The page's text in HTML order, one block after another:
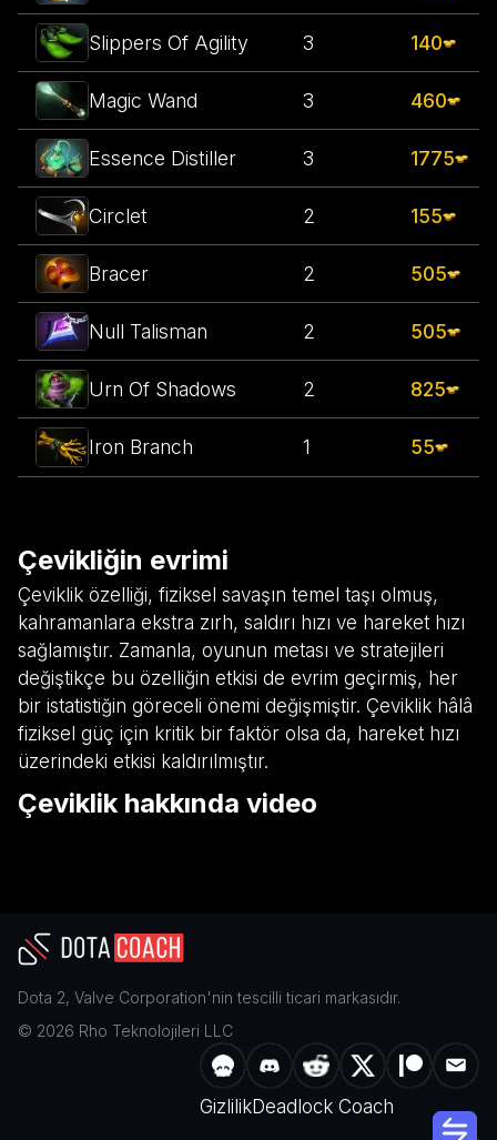
Slippers Of Agility 3 140
Magic Wand 3 460
Essence Distiller 3 1775
Circlet 2 155
Bracer 2 505
Null Talisman 2 505
Urn Of Shadows 2 825
Iron Branch 1 55
Çevikliğin evrimi
Çeviklik özelliği, fiziksel savaşın temel taşı olmuş,
kahramanlara ekstra zırh, saldırı hızı ve hareket hızı
sağlamıştır. Zamanla, oyunun metası ve stratejileri
değiştikçe bu özelliğin etkisi de evrim geçirmiş, her
bir istatistiğin göreceli önemi değişmiştir. Çeviklik hâlâ
fiziksel güç için kritik bir faktör olsa da, hareket hızı
üzerindeki etkisi kaldırılmıştır.
Çeviklik hakkında video
Dota 2, Valve Corporation'nin tescilli ticari markasıdır.
© 2026 Rho Teknolojileri LLC
GizlilikDeadlock Coach